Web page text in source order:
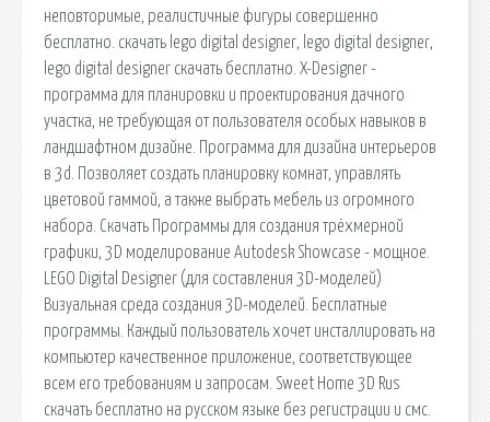
неповторимые, реалистичные фигуры совершенно
бесплатно. скачать lego digital designer, lego digital designer,
lego digital designer скачать бесплатно. X-Designer -
программа для планировки и проектирования дачного
участка, не требующая от пользователя особых навыков в
ландшафтном дизайне. Программа для дизайна интерьеров
в 3d. Позволяет создать планировку комнат, управлять
цветовой гаммой, а также выбрать мебель из огромного
набора. Скачать Программы для создания трёхмерной
графики, 3D моделирование Autodesk Showcase - мощное.
LEGO Digital Designer (для составления 3D-моделей)
Визуальная среда создания 3D-моделей. Бесплатные
программы. Каждый пользователь хочет инсталлировать на
компьютер качественное приложение, соответствующее
всем его требованиям и запросам. Sweet Home 3D Rus
скачать бесплатно на русском языке без регистрации и смс.